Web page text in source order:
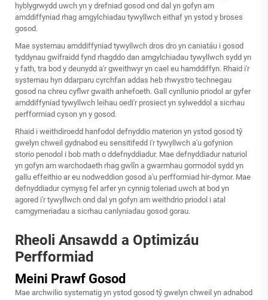
hyblygrwydd uwch yn y drefniad gosod ond dal yn gofyn am
amddiffyniad rhag amgylchiadau tywyllwch eithaf yn ystod y broses
gosod.
Mae systemau amddiffyniad tywyllwch dros dro yn caniatáu i gosod
tyddynau gwifraidd fynd rhagddo dan amgylchiadau tywyllwch sydd yn
y fath, tra bod y deunydd a'r gweithwyr yn cael eu hamddiffyn. Rhaid i'r
systemau hyn ddarparu cyrchfan addas heb rhwystro technegau
gosod na chreu cyflwr gwaith anhefoeth. Gall cynllunio priodol ar gyfer
amddiffyniad tywyllwch leihau oedi'r prosiect yn sylweddol a sicrhau
perfformiad cyson yn y gosod.
Rhaid i weithdiroedd hanfodol defnyddio materion yn ystod gosod tŷ
gwelyn chweil gydnabod eu sensitifedd i'r tywyllwch a'u gofynion
storio penodol i bob math o ddefnyddiadur. Mae defnyddiadur naturiol
yn gofyn am warchodaeth rhag gwlîn a gwarmhau gormodol sydd yn
gallu effeithio ar eu nodweddion gosod a'u perfformiad hir-dymor. Mae
defnyddiadur cymysg fel arfer yn cynnig toleriad uwch at bod yn
agored i'r tywyllwch ond dal yn gofyn am weithdrio priodol i atal
camgymeriadau a sicrhau canlyniadau gosod gorau.
Rheoli Ansawdd a Optimizáu
Perfformiad
Meini Prawf Gosod
Mae archwilio systematig yn ystod gosod tŷ gwelyn chweil yn adnabod